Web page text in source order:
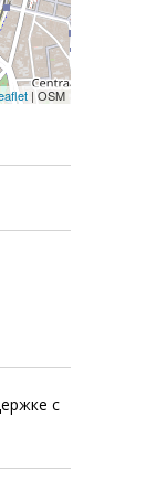
| OSM
с